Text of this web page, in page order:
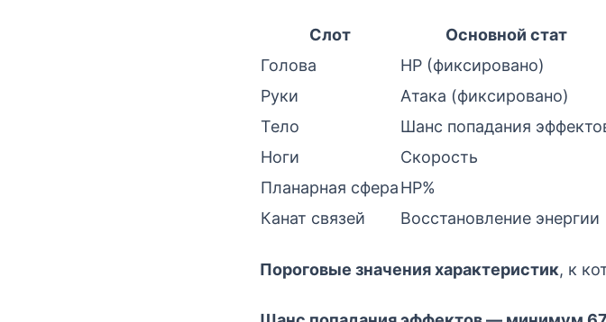
Слот Основной стат
Голова
HP (фиксировано)
Руки
Атака (фиксировано)
Тело
Шанс попадания
Ноги
Скорость
Планарная сфераHP%
Канат связей
Восстановление энергии
Пороговые значения характеристик, к